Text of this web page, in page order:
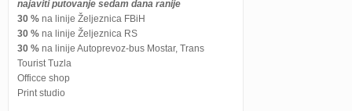
najaviti putovanje sedam dana ranije
30 % na linije Željeznica FBiH
30 % na linije Željeznica RS
30 % na linije Autoprevoz-bus Mostar, Trans
Tourist Tuzla
Officce shop
Print studio